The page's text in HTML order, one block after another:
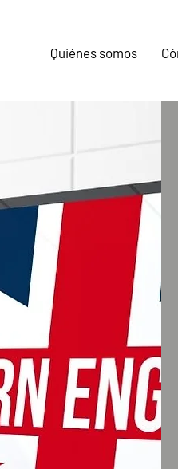
Quiénes somos